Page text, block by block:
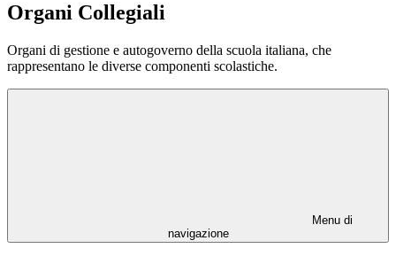
Organi Collegiali
Organi di gestione e autogoverno della scuola italiana, che
rappresentano le diverse componenti scolastiche.
Menu di
navigazione